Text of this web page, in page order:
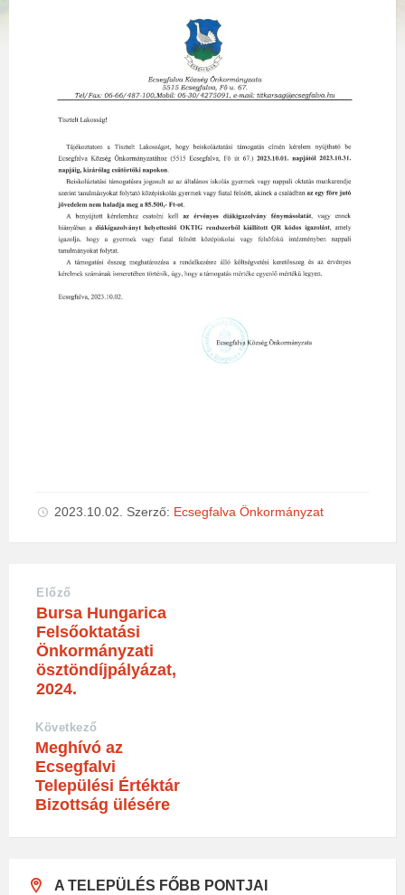
2023.10.02. Szerző: Ecsegfalva Önkormányzat
Előző
Bursa Hungarica
Felsőoktatási
Önkormányzati
ösztöndíjpályázat,
2024.
Következő
Meghívó az
Ecsegfalvi
Települési Értéktár
Bizottság ülésére
A TELEPÜLÉS FŐBB PONTJAI